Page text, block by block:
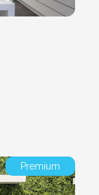
Premium